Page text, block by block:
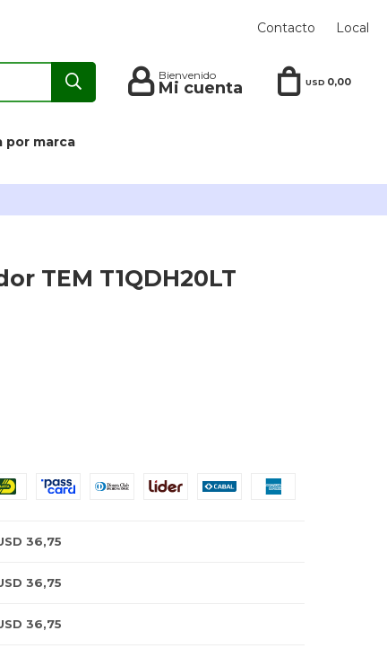
por marca
USD 0,00
Contacto Local
TEM T1QDH20LT
36,75
36,75
36,75